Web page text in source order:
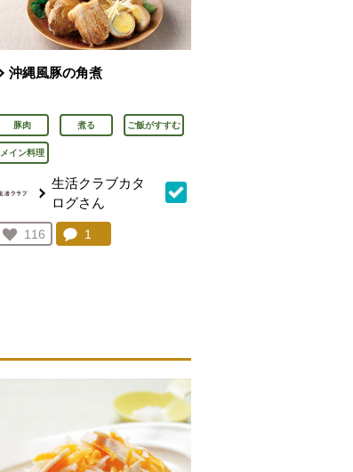
沖縄風豚の角煮
豚肉 煮る ご飯がすすむ
メイン料理
生活クラブカタ
ログさん
お気に入り登録：
116
人が登録
コメント：
1